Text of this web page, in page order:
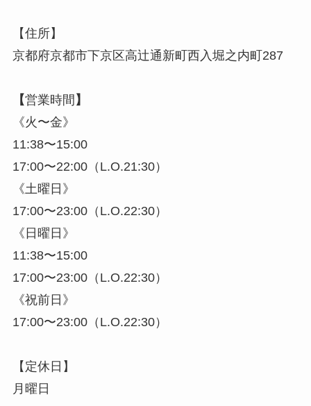
【住所】
京都府京都市下京区高辻通新町西入堀之内町287
【営業時間 】
《火〜金》
11:38〜15:00
17:00〜22:00（L.O.21:30）
《土曜日》
17:00〜23:00（L.O.22:30）
《日曜日》
11:38〜15:00
17:00〜23:00（L.O.22:30）
《祝前日》
17:00〜23:00（L.O.22:30）
【定休日】
月曜日